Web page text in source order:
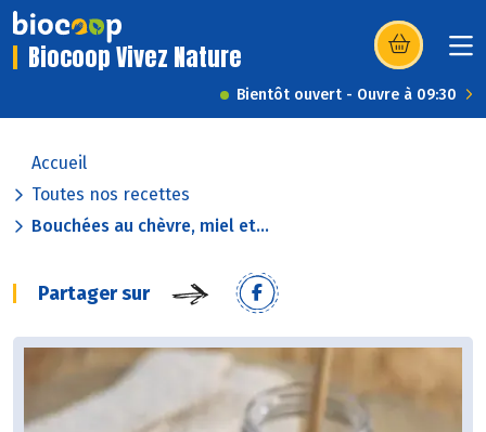
Biocoop Vivez Nature (s’ouvre dans
Bientôt ouvert - Ouvre à 09:30
Accueil
Toutes nos recettes
Bouchées au chèvre, miel et...
Partager sur